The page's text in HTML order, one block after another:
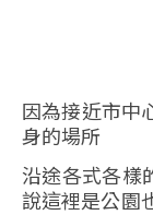
因為接近市中
身的場所
沿途各式各樣
說這裡是公園